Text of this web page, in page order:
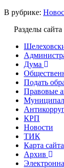
В рубрике:
Разделы сайта
Дума
Подать
Правовые
КРП
Новости
ТИК
Карта сайта
Архив